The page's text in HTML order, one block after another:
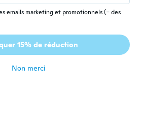
2016 · 17 avis
emails marketing et promotionnels (= des
15% de réduction
Non merci